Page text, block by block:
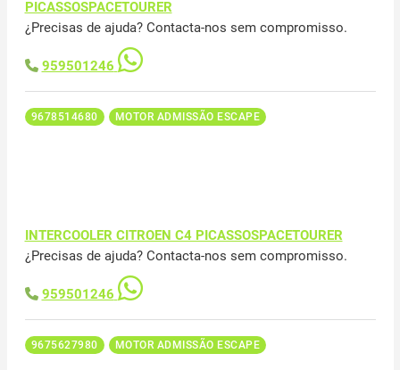
PICASSOSPACETOURER
¿Precisas de ajuda? Contacta-nos sem compromisso.
959501246
9678514680 MOTOR ADMISSÃO ESCAPE
INTERCOOLER CITROEN C4 PICASSOSPACETOURER
¿Precisas de ajuda? Contacta-nos sem compromisso.
959501246
9675627980 MOTOR ADMISSÃO ESCAPE